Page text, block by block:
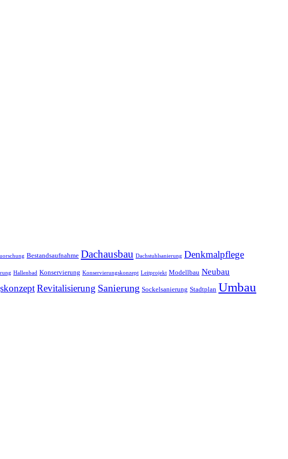
Bestandsaufnahme Dachausbau Dachstuhlsanierung Denkmalpflege
Hallenbad Konservierung Konservierungskonzept Leitprojekt Modellbau Neubau
Revitalisierung Sanierung Sockelsanierung Stadtplan Umbau